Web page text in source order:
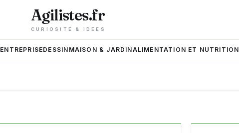
Agilistes.fr
CURIOSITÉ & IDÉES
ENTREPRISEDESSIN MAISON & JARDINALIMENTATION ET NUTRITION